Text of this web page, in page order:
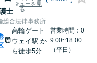
士
ューを見
る
総合法律事務所
高輪ゲート
ウェイ駅 か
ら徒歩5分
営業時間：0
9:00~18:00
（平日）